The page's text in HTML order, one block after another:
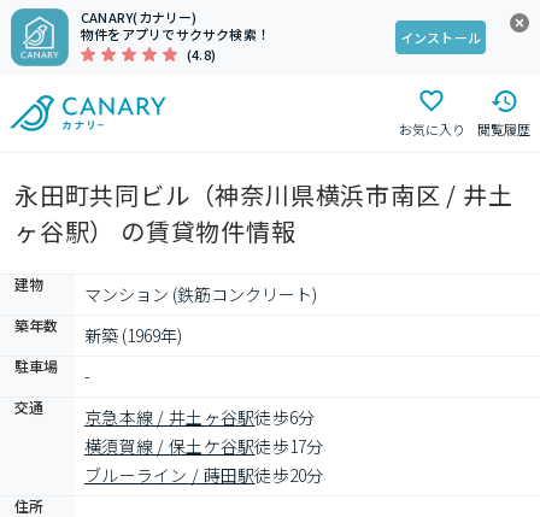
CANARY(カナリー)
物件をアプリでサクサク検索！
(4.8)
インストール
お気に入り 閲覧履歴
永田町共同ビル（神奈川県横浜市南区 / 井土
ヶ谷駅） の賃貸物件情報
建物 マンション (鉄筋コンクリート)
築年数 新築 (1969年)
駐車場 -
交通 京急本線 / 井土ヶ谷駅徒歩6分
横須賀線 / 保土ケ谷駅徒歩17分
ブルーライン / 蒔田駅徒歩20分
住所